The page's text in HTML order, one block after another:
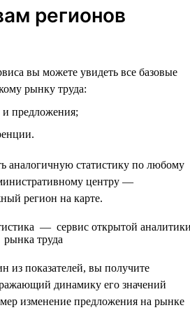
регионов
вы можете увидеть все базовые
рынку труда:
и предложения;
аналогичную статистику по любому
центру —
регион на карте.
из показателей, вы получите
динамику его значений
изменение предложения на рынке